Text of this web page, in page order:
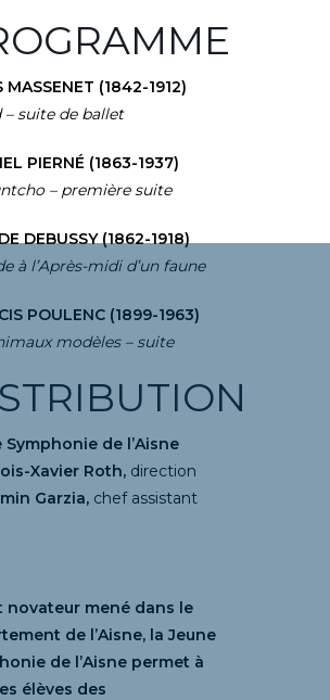
MASSENET (1842-1912)
– suite de ballet
PIERNÉ (1863-1937)
– première suite
DEBUSSY (1862-1918)
à l’Après-midi d’un faune
POULENC (1899-1963)
modèles – suite
Symphonie de l’Aisne
Xavier Roth, direction
Garzia, chef assistant
novateur mené dans le
de l’Aisne, la Jeune
de l’Aisne permet à
élèves des